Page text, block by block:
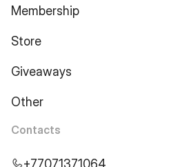
Membership
Store
Giveaways
Other
Contacts
+77071371064